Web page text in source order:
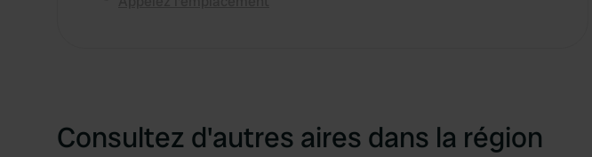
Consultez d'autres aires dans la région